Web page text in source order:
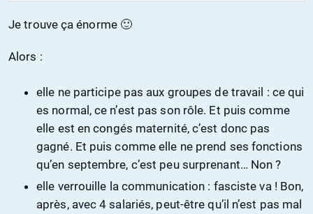
Je trouve ça énorme 🙂
Alors :
elle ne participe pas aux groupes de travail : ce qui
es normal, ce n’est pas son rôle. Et puis comme
elle est en congés maternité, c’est donc pas
gagné. Et puis comme elle ne prend ses fonctions
qu’en septembre, c’est peu surprenant… Non ?
elle verrouille la communication : fasciste va ! Bon,
après, avec 4 salariés, peut-être qu’il n’est pas mal